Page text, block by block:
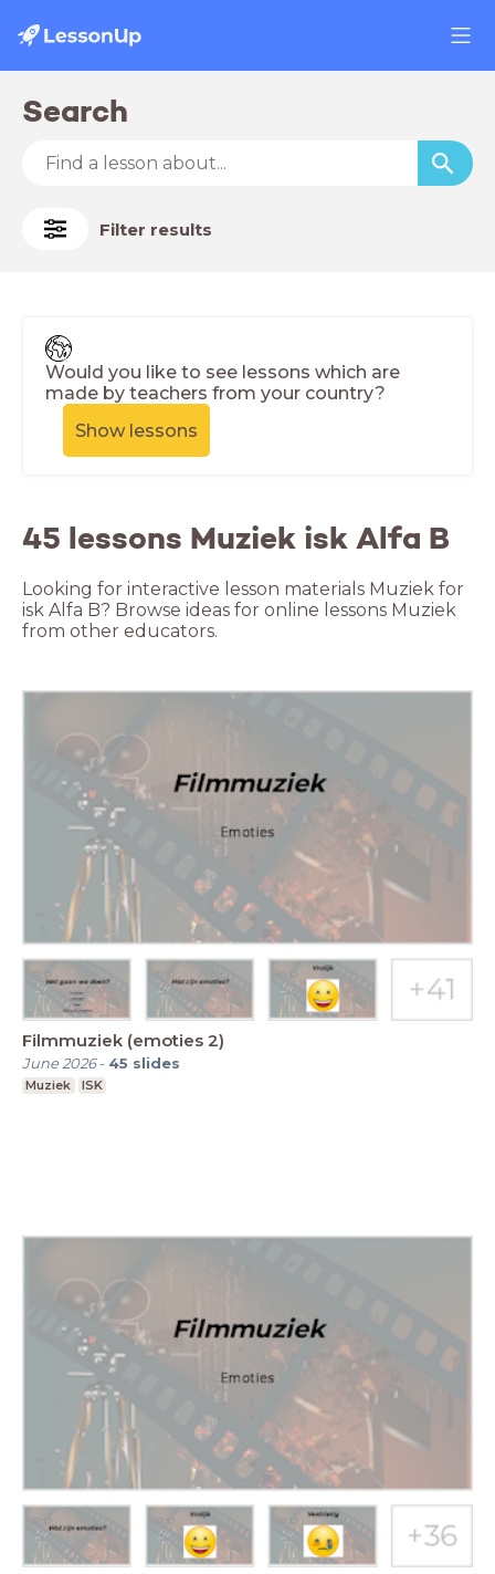
Search
Filter results
Would you like to see lessons which are
made by teachers from your country?
Show lessons
45 lessons Muziek isk Alfa B
Looking for interactive lesson materials Muziek for
isk Alfa B? Browse ideas for online lessons Muziek
from other educators.
Filmmuziek (emoties 2)
June 2026- 45 slides
Muziek ISK